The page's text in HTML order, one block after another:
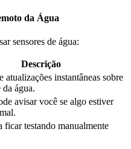
da Água
sensores de água:
Descrição
atualizações instantâneas sobre
água.
avisar você se algo estiver
ficar testando manualmente